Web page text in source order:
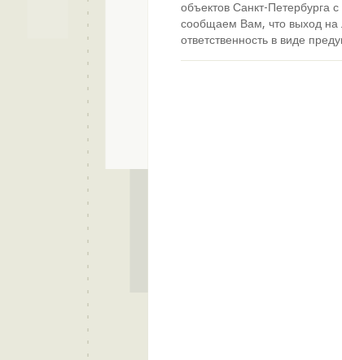
объектов Санкт-Петербурга
сообщаем Вам, что выход на
ответственность в виде